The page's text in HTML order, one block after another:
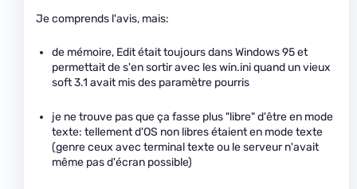
Je comprends l'avis, mais:
de mémoire, Edit était toujours dans Windows 95 et
permettait de s'en sortir avec les win.ini quand un vieux
soft 3.1 avait mis des paramètre pourris
je ne trouve pas que ça fasse plus "libre" d'être en mode
texte: tellement d'OS non libres étaient en mode texte
(genre ceux avec terminal texte ou le serveur n'avait
même pas d'écran possible)